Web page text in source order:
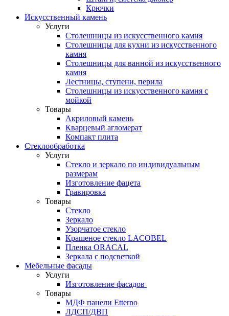
Крючки
Искусственный камень
Услуги
Столешницы из искусственного камня
Столешницы для кухни из искусственного
камня
Столешницы для ванной из искусственного
камня
Лестницы, ступени, перила
Столешницы из искусственного камня с
мойкой
Товары
Акриловый камень
Кварцевый агломерат
Компакт плита
Стеклообработка
Услуги
Стекло и зеркало по индивидуальным
размерам
Изготовление фацета
Гравировка
Товары
Стекло
Зеркало
Узорчатое стекло
Крашеное стекло LACOBEL
Пленка ORACAL
Зеркала с подсветкой
Мебельные фасады
Услуги
Изготовление фасадов
Товары
МДФ панели Etterno
ЛДСП/ДВП